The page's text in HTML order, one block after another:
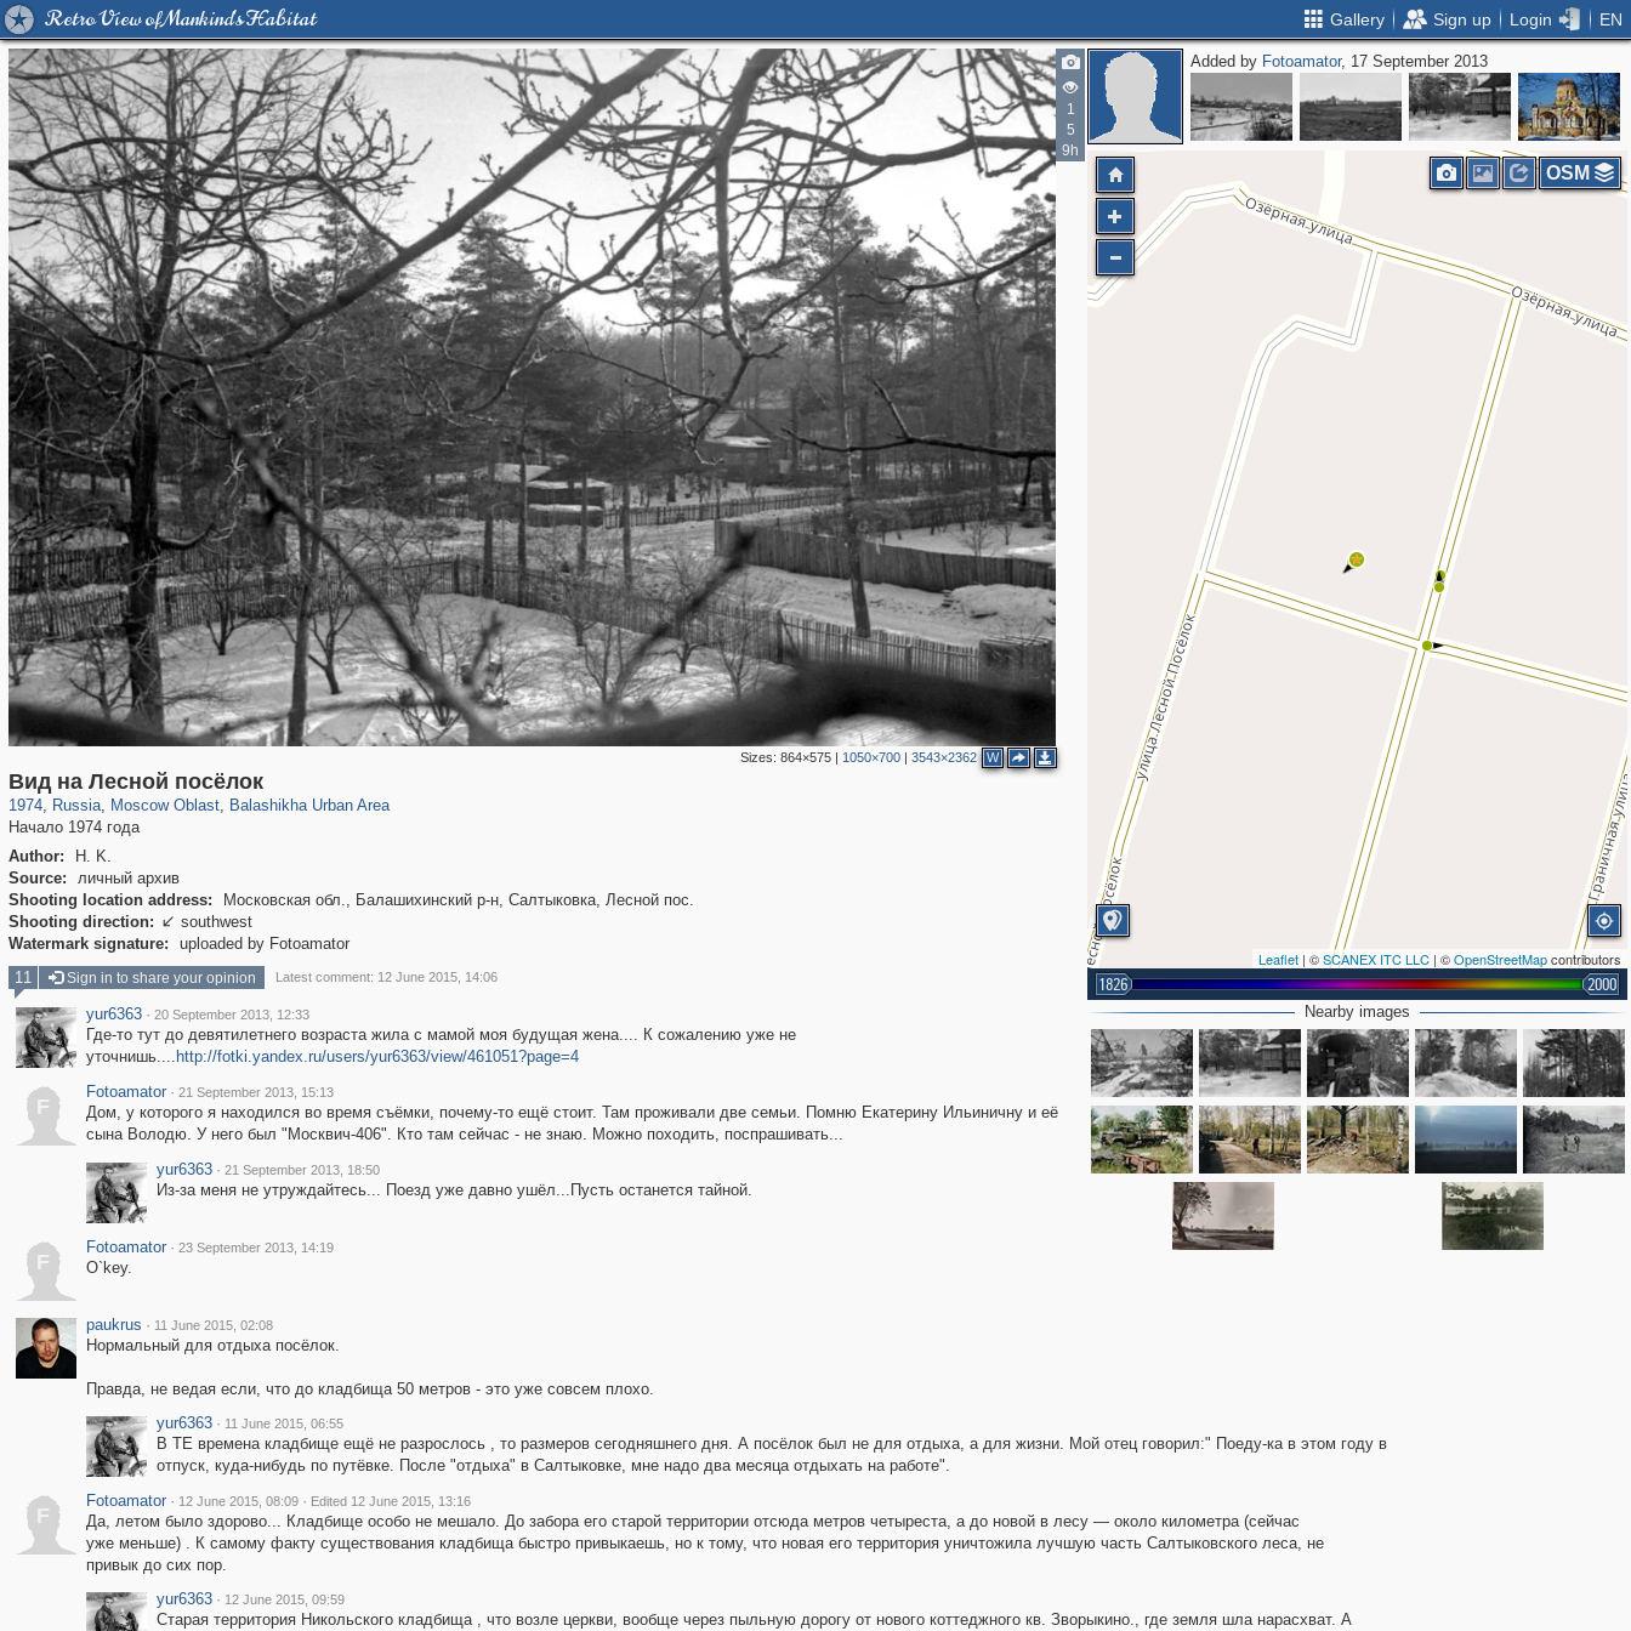
Retro View of Mankind's Habitat Gallery Sign up Login EN
1
5
9h
Sizes: 864×575| 1050×700| 3543×2362 W
Вид на Лесной посёлок
1974, Russia
1,407,363 29,248
, Moscow Oblast
96,615 1,691
, Balashikha Urban Area
3,272
Начало 1974 года
Author:
H. K.
Source:
личный архив
Shooting location address:
Московская обл., Балашихинский р-н, Салтыковка, Лесной пос.
Shooting direction:  southwest
Watermark signature:
uploaded by Fotoamator
Added by Fotoamator, 17 September 2013
3
Leaflet | ©SCANEX ITC LLC | ©OpenStreetMapcontributors
1826 2000
OSM
Nearby images
11 Sign in to share your opinion Latest comment: 12 June 2015, 14:06
yur6363 · 20 September 2013, 12:33
Где-то тут до девятилетнего возраста жила с мамой моя будущая жена.... К сожалению уже не
уточнишь.... http://fotki.yandex.ru/users/yur6363/view/461051?page=4
F
Fotoamator · 21 September 2013, 15:13
Дом, у которого я находился во время съёмки, почему-то ещё стоит. Там проживали две семьи. Помню Екатерину Ильиничну и её
сына Володю. У него был "Москвич-406". Кто там сейчас - не знаю. Можно походить, поспрашивать...
yur6363 · 21 September 2013, 18:50
Из-за меня не утруждайтесь... Поезд уже давно ушёл...Пусть останется тайной.
F
Fotoamator · 23 September 2013, 14:19
O`key.
paukrus · 11 June 2015, 02:08
Нормальный для отдыха посёлок.
Правда, не ведая если, что до кладбища 50 метров - это уже совсем плохо.
yur6363 · 11 June 2015, 06:55
В ТЕ времена кладбище ещё не разрослось , то размеров сегодняшнего дня. А посёлок был не для отдыха, а для жизни. Мой отец говорил:" Поеду-ка в этом году в
отпуск, куда-нибудь по путёвке. После "отдыха" в Салтыковке, мне надо два месяца отдыхать на работе".
F
Fotoamator · 12 June 2015, 08:09 · Edited 12 June 2015, 13:16
Да, летом было здорово... Кладбище особо не мешало. До забора его старой территории отсюда метров четыреста, а до новой в лесу — около километра (сейчас
уже меньше) . К самому факту существования кладбища быстро привыкаешь, но к тому, что новая его территория уничтожила лучшую часть Салтыковского леса, не
привык до сих пор.
yur6363 · 12 June 2015, 09:59
Старая территория Никольского кладбища , что возле церкви, вообще через пыльную дорогу от нового коттеджного кв. Зворыкино., где земля шла нарасхват. А